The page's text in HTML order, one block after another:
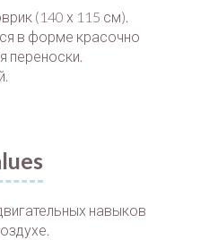
(140 х 115 см).
в форме красочно
переноски.
навыков